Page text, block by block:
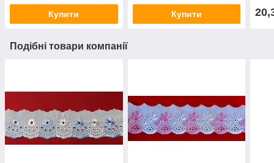
Купити Купити
Подібні товари компанії